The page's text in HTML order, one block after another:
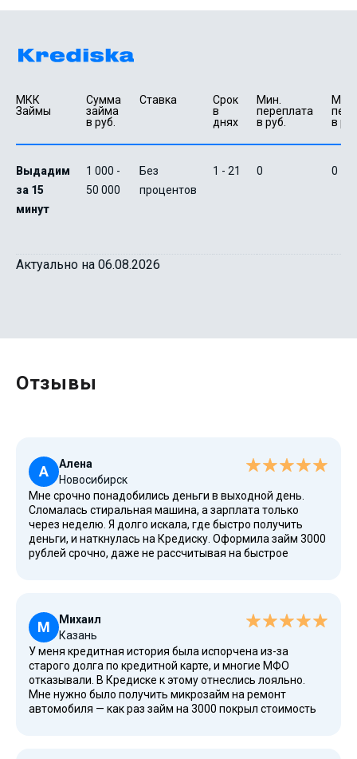
МКК
Займы
Сумма
займа
в руб.
Ставка
Срок
в
днях
Мин.
переплата
в руб.
в
Выдадим
за 15
минут
1 000 -
50 000
Без
процентов
1 - 21 0 0
Актуально на 06.08.2026
Отзывы
А
Алена
Новосибирск
Мне срочно понадобились деньги в выходной день.
Сломалась стиральная машина, а зарплата только
через неделю. Я долго искала, где быстро получить
деньги, и наткнулась на Кредиску. Оформила займ 3000
рублей срочно, даже не рассчитывая на быстрое
сюрпризом. Через две недели я спокойно погасила
займ в личном кабинете. Обязательно буду обращаться
повторно, если возникнет такая необходимость.
М
Михаил
Казань
У меня кредитная история была испорчена из-за
старого долга по кредитной карте, и многие МФО
отказывали. В Кредиске к этому отнеслись лояльно.
Мне нужно было получить микрозайм на ремонт
автомобиля — как раз займ на 3000 покрыл стоимость